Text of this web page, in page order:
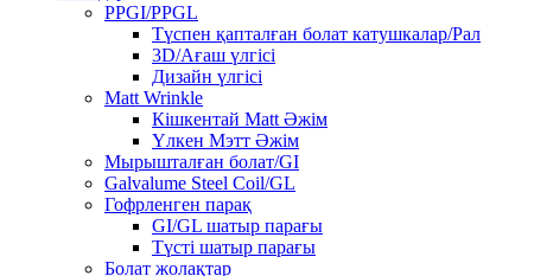
PPGI/PPGL
Түспен қапталған болат катушкалар/Рал
3D/Ағаш үлгісі
Дизайн үлгісі
Matt Wrinkle
Кішкентай Matt Әжім
Үлкен Мэтт Әжім
Мырышталған болат/GI
Galvalume Steel Coil/GL
Гофрленген парақ
GI/GL шатыр парағы
Түсті шатыр парағы
Болат жолақтар